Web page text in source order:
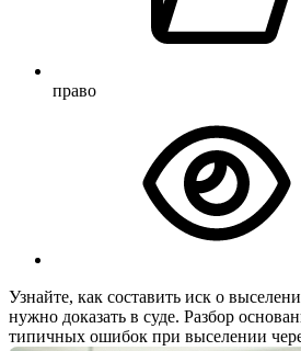
право
Узнайте, как составить иск о
нужно доказать в суде. Разбор
типичных ошибок при выселении